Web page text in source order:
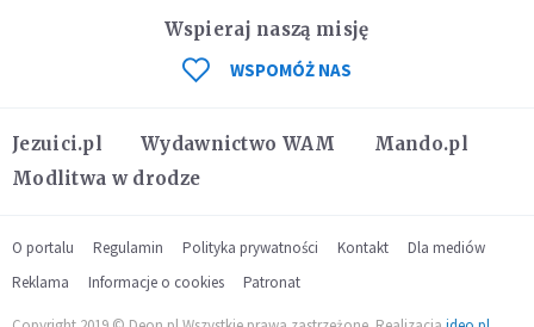
Jezuici.pl Wydawnictwo WAM
Mando.pl
Modlitwa w drodze
Wspieraj naszą misję
WSPOMÓŻ NAS
O portalu Regulamin Polityka prywatności Kontakt
Dla mediów
Reklama
Informacje o cookies Patronat